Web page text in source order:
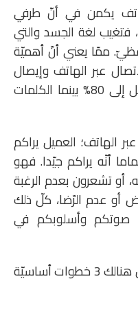
يكمن في أنّ طرفي
فتغيب لغة الجسد والتي
اللفظيّ. ممّا يعني أنّ أهميّة
عبر الهاتف وإيصال
الرسالة للمتلقّي، تبلغ ذروتها لتصل إلى 80% بينما الكلمات
الهاتف؛ العميل يراكم
أنّه يراكم جيّدا. فهو
أو تشعرون بعدم الرغبة
أو عدم الرّضا، كلّ ذلك
صوتكم وأسلوبكم في
ولكي تقدّم خدمة متميّزة للعميل هنالك 3 خطوات أساسيّة